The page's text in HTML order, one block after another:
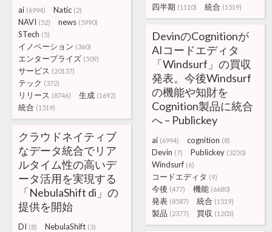
四半期 (1110) 統合 (1519)
ai (6994) Natic (2)
NAVI (52) news (5990)
STech (5)
イノベーション (360)
エンタープライズ (509)
サービス (20137)
テック (372)
リリース (8746) 生成 (1692)
統合 (1519)
DevinのCognitionが
AIコードエディタ
「Windsurf」の買収
発表。今後Windsurf
の機能や知財を
Cognition製品に統合
へ – Publickey
ai (6994) cognition (8)
Devin (7) Publickey (3250)
Windsurf (6)
コードエディタ (9)
今後 (477) 機能 (6680)
発表 (8587) 統合 (1519)
製品 (2377) 買収 (1203)
クラウドネイティブ
なデータ統合でリア
ルタイム性の高いデ
ータ活用を実現する
「NebulaShift di」の
提供を開始
DI (8) NebulaShift (3)